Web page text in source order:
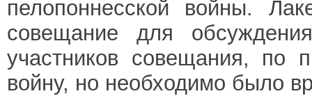
пелопоннесской войны.
совещание для
участников совещания, по
войну, но необходимо было